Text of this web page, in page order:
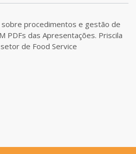
procedimentos e gestão de
PDFs das Apresentações. Priscila
de Food Service